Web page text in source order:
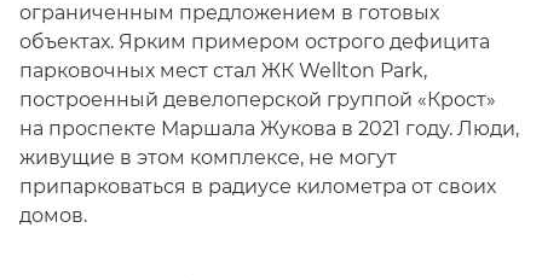
ограниченным предложением в готовых
объектах. Ярким примером острого дефицита
парковочных мест стал ЖК Wellton Park,
построенный девелоперской группой «Крост»
на проспекте Маршала Жукова в 2021 году. Люди,
живущие в этом комплексе, не могут
припарковаться в радиусе километра от своих
домов.